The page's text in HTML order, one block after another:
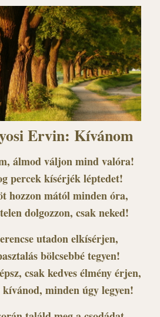
Ervin: Kívánom
álmod váljon mind valóra!
percek kísérjék léptedet!
hozzon mától minden óra,
dolgozzon, csak neked!
utadon elkísérjen,
bölcsebbé tegyen!
csak kedves élmény érjen,
kívánod, minden úgy legyen!